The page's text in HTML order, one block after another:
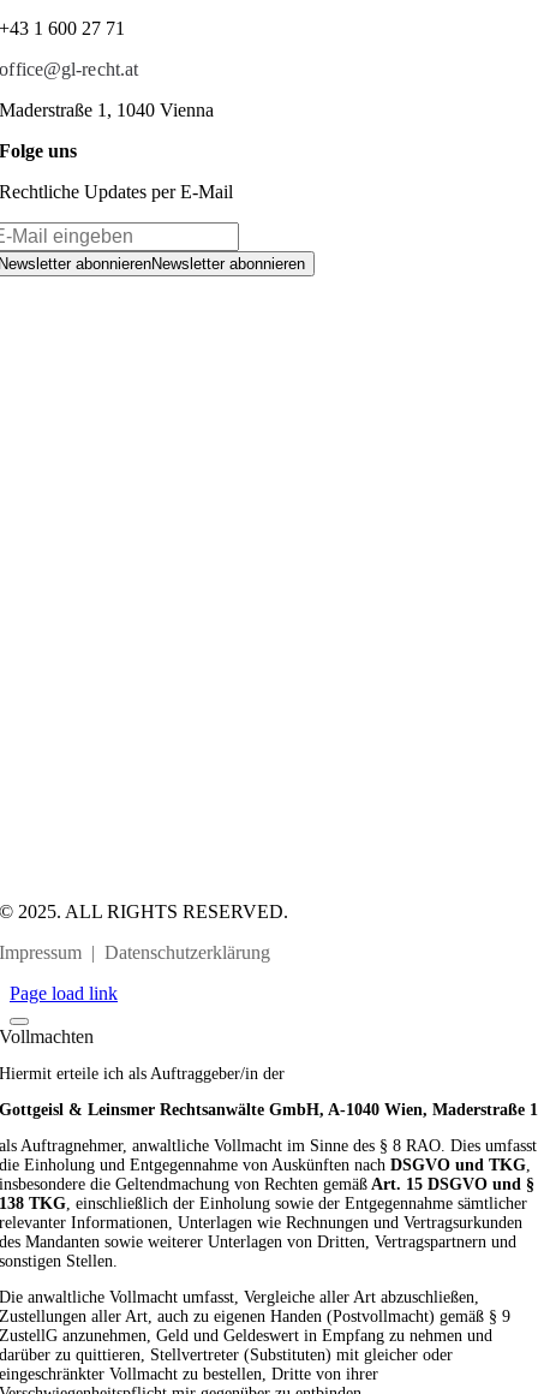
+43 1 600 27 71
office@gl-recht.at
Maderstraße 1, 1040 Vienna
Folge uns
Rechtliche Updates per E-Mail
abonnierenNewsletter abonnieren
© 2025. ALL RIGHTS RESERVED.
Impressum |Datenschutzerklärung
Page load link
Vollmachten
Hiermit erteile ich als Auftraggeber/in der
Gottgeisl & Leinsmer Rechtsanwälte GmbH, A-1040 Wien, Maderstraße 1
als Auftragnehmer, anwaltliche Vollmacht im Sinne des § 8 RAO. Dies umfasst
die Einholung und Entgegennahme von Auskünften nachDSGVO und TKG
insbesondere die Geltendmachung von Rechten gemäß Art. 15 DSGVO und §
138 TKG , einschließlich der Einholung sowie der Entgegennahme sämtlicher
relevanter Informationen, Unterlagen wie Rechnungen und Vertragsurkunden
des Mandanten sowie weiterer Unterlagen von Dritten, Vertragspartnern und
sonstigen Stellen.
Die anwaltliche Vollmacht umfasst, Vergleiche aller Art abzuschließen,
Zustellungen aller Art, auch zu eigenen Handen (Postvollmacht) gemäß § 9
ZustellG anzunehmen, Geld und Geldeswert in Empfang zu nehmen und
darüber zu quittieren, Stellvertreter (Substituten) mit gleicher oder
eingeschränkter Vollmacht zu bestellen, Dritte von ihrer